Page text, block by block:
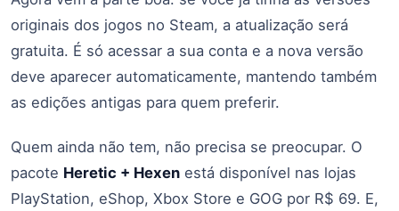
originais dos jogos no Steam, a atualização será
gratuita. É só acessar a sua conta e a nova versão
deve aparecer automaticamente, mantendo também
as edições antigas para quem preferir.
Quem ainda não tem, não precisa se preocupar. O
pacote Heretic + Hexen está disponível nas lojas
PlayStation, eShop, Xbox Store e GOG por R$ 69. E,